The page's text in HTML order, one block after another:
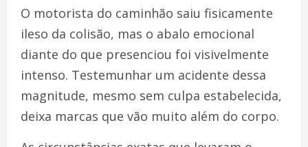
O motorista do caminhão saiu fisicamente
ileso da colisão, mas o abalo emocional
diante do que presenciou foi visivelmente
intenso. Testemunhar um acidente dessa
magnitude, mesmo sem culpa estabelecida,
deixa marcas que vão muito além do corpo.